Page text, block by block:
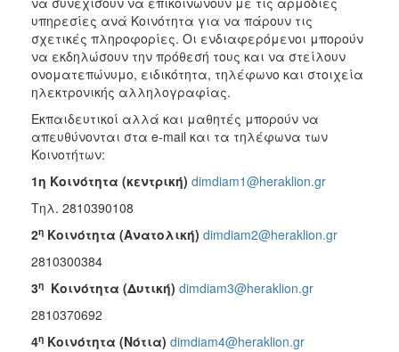
υπηρεσίες ανά Κοινότητα για να πάρουν τις
σχετικές πληροφορίες. Οι ενδιαφερόμενοι μπορούν
να εκδηλώσουν την πρόθεσή τους και να στείλουν
ονοματεπώνυμο, ειδικότητα, τηλέφωνο και στοιχεία
ηλεκτρονικής αλληλογραφίας.
Εκπαιδευτικοί αλλά και μαθητές μπορούν να
απευθύνονται στα e-mail και τα τηλέφωνα των
Κοινοτήτων:
1η Κοινότητα (κεντρική) dimdiam1@heraklion.gr
Τηλ. 2810390108
2η Κοινότητα (Ανατολική) dimdiam2@heraklion.gr
2810300384
3η Κοινότητα (Δυτική) dimdiam3@heraklion.gr
2810370692
4η Κοινότητα (Νότια) dimdiam4@heraklion.gr